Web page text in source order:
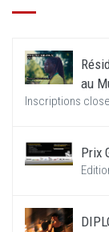
au
Inscriptions
Prix